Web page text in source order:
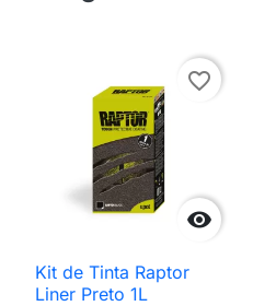

favorite_border
Kit de Tinta Raptor
Liner Preto 1L